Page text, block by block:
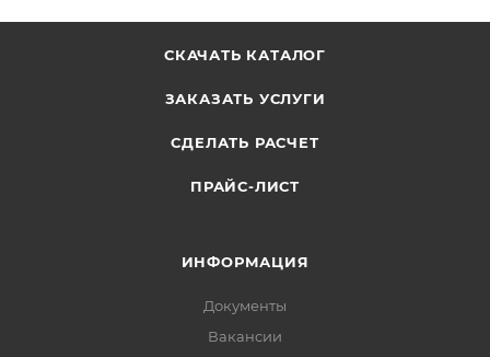
СКАЧАТЬ КАТАЛОГ
ЗАКАЗАТЬ УСЛУГИ
СДЕЛАТЬ РАСЧЕТ
ПРАЙС-ЛИСТ
ИНФОРМАЦИЯ
Документы
Вакансии